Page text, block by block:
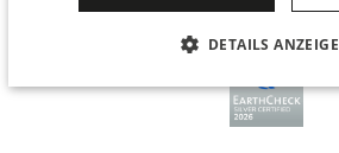
DETAILS
UNBEDINGT ERFORDERLICH